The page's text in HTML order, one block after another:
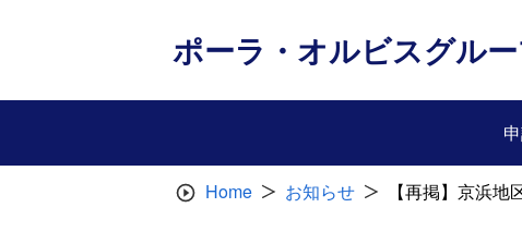
ポーラ・オルビスグル
Home お知らせ 【再掲】京浜